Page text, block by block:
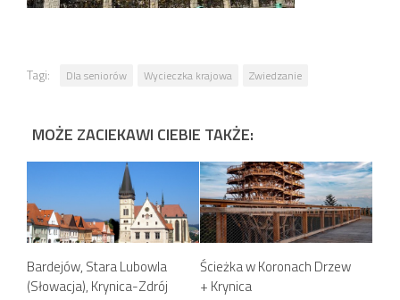
Tagi: Dla seniorów Wycieczka krajowa Zwiedzanie
MOŻE ZACIEKAWI CIEBIE TAKŻE:
Bardejów, Stara Lubowla
(Słowacja), Krynica-Zdrój
Ścieżka w Koronach Drzew
+ Krynica